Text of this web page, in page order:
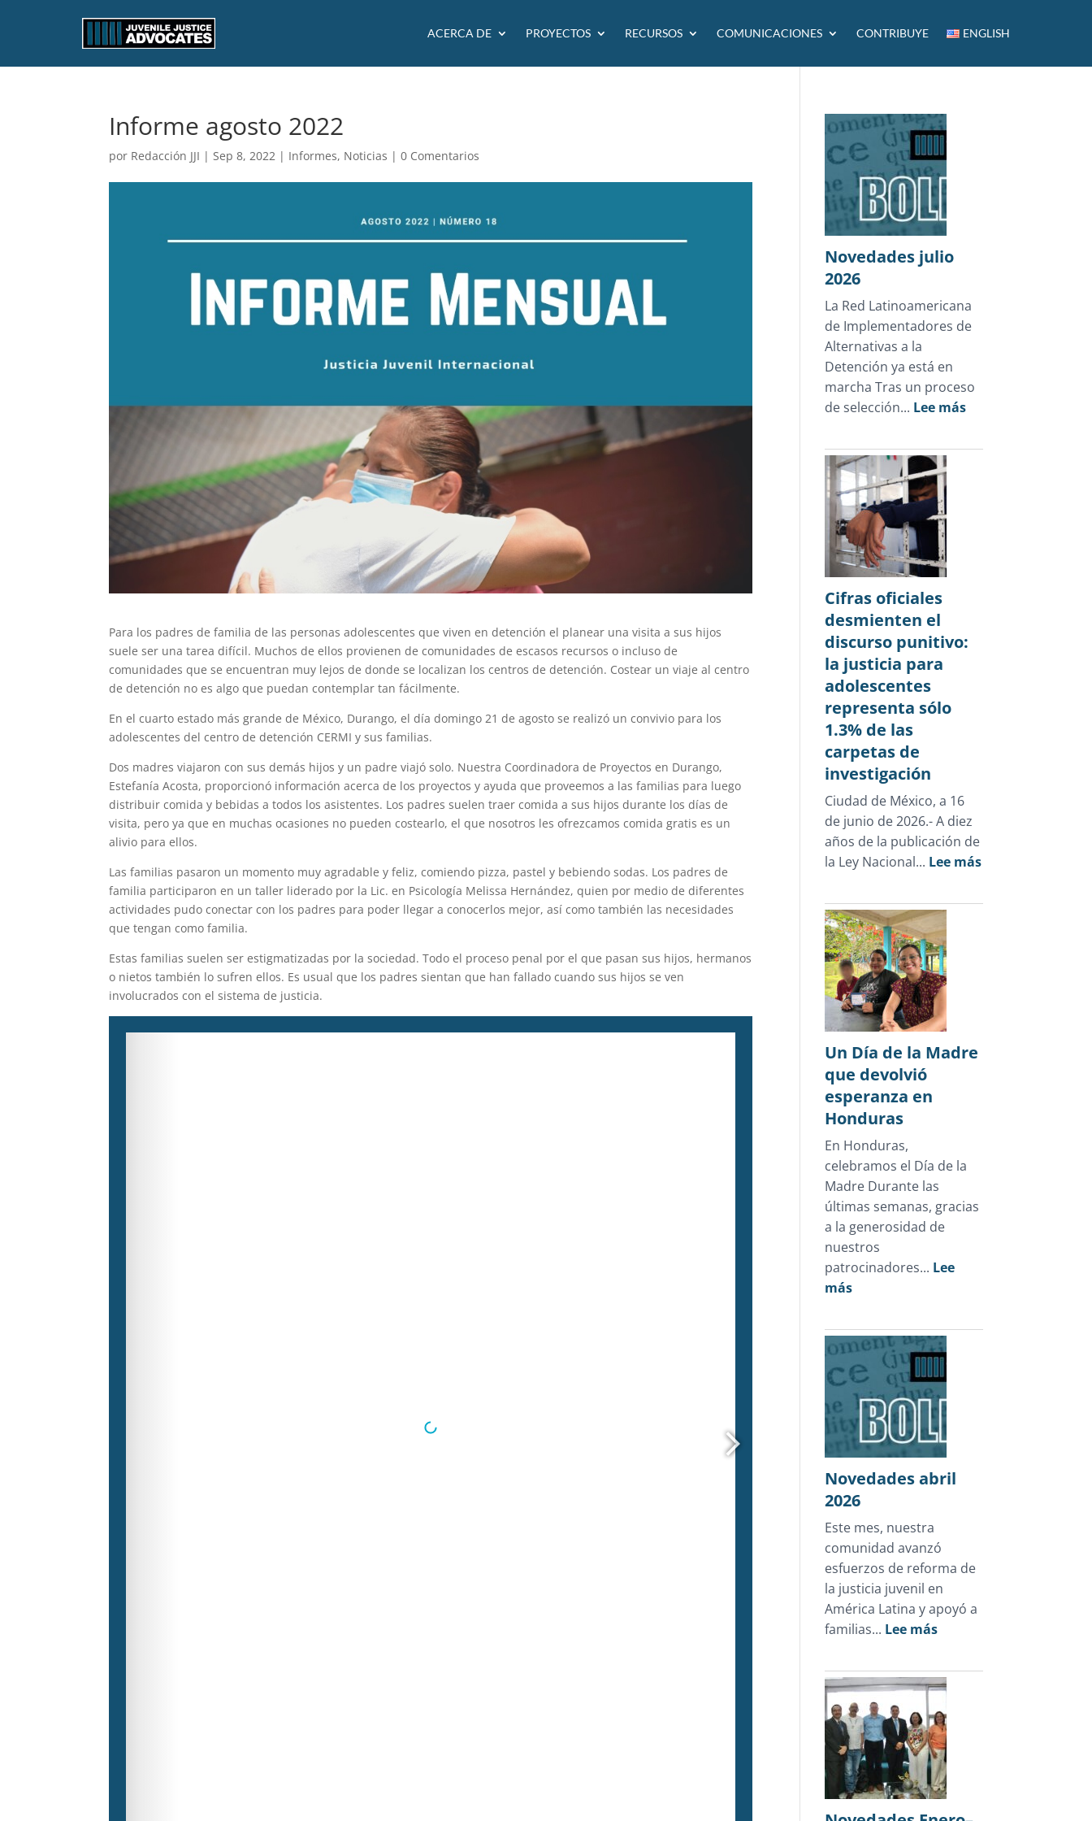
ACERCA DE PROYECTOS RECURSOS COMUNICACIONES CONTRIBUYE ENGLISH
Informe agosto 2022
por Redacción JJI |Sep 8, 2022 | Informes, Noticias |0 Comentarios
Para los padres de familia de las personas adolescentes que viven en detención el planear una visita a sus hijos
suele ser una tarea difícil. Muchos de ellos provienen de comunidades de escasos recursos o incluso de
comunidades que se encuentran muy lejos de donde se localizan los centros de detención. Costear un viaje al centro
de detención no es algo que puedan contemplar tan fácilmente.
En el cuarto estado más grande de México, Durango, el día domingo 21 de agosto se realizó un convivio para los
adolescentes del centro de detención CERMI y sus familias.
Dos madres viajaron con sus demás hijos y un padre viajó solo. Nuestra Coordinadora de Proyectos en Durango,
Estefanía Acosta, proporcionó información acerca de los proyectos y ayuda que proveemos a las familias para luego
distribuir comida y bebidas a todos los asistentes. Los padres suelen traer comida a sus hijos durante los días de
visita, pero ya que en muchas ocasiones no pueden costearlo, el que nosotros les ofrezcamos comida gratis es un
alivio para ellos.
Las familias pasaron un momento muy agradable y feliz, comiendo pizza, pastel y bebiendo sodas. Los padres de
familia participaron en un taller liderado por la Lic. en Psicología Melissa Hernández, quien por medio de diferentes
actividades pudo conectar con los padres para poder llegar a conocerlos mejor, así como también las necesidades
que tengan como familia.
Estas familias suelen ser estigmatizadas por la sociedad. Todo el proceso penal por el que pasan sus hijos, hermanos
o nietos también lo sufren ellos. Es usual que los padres sientan que han fallado cuando sus hijos se ven
involucrados con el sistema de justicia.
Novedades julio
2026
La Red Latinoamericana
de Implementadores de
Alternativas a la
Detención ya está en
marcha Tras un proceso
de selección... Lee más:
julio
Cifras oficiales
desmienten el
discurso punitivo:
la justicia para
adolescentes
representa sólo
1.3% de las
carpetas de
investigación
Ciudad de México, a 16
de junio de 2026.- A diez
años de la publicación de
la Ley Nacional... Lee más:
oficiales
Un Día de la Madre
que devolvió
esperanza en
Honduras
En Honduras,
celebramos el Día de la
Madre Durante las
últimas semanas, gracias
a la generosidad de
nuestros
patrocinadores... Lee
más:
Día
de
la
Madre
que
devolvió
esperanza
Honduras
Novedades abril
2026
Este mes, nuestra
comunidad avanzó
esfuerzos de reforma de
la justicia juvenil en
América Latina y apoyó a
familias... Lee más:
abril
2026